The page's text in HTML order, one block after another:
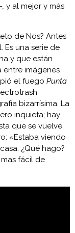
y al mejor y más
de Nos? Antes
Es una serie de
y que están
imágenes
el fuego Punta
bizarrísima. La
inquieta; hay
que se vuelve
«Estaba viendo
¿Qué hago?
fácil de